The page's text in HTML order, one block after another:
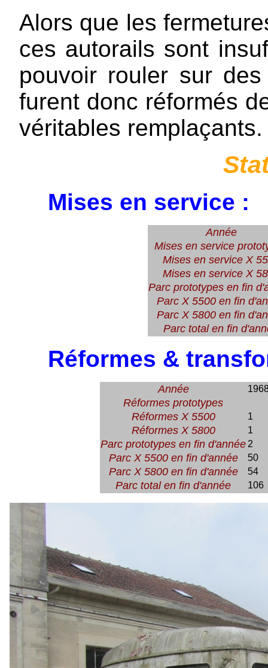
Alors que les
ces autorails sont
pouvoir rouler sur
furent donc réformés
véritables remplaçants.
Mises en service :
Année
Mises en service
Mises en service X
Mises en service X
Parc prototypes en fin
Parc X 5500 en fin
Parc X 5800 en fin
Parc total en fin
Réformes &
Année
Réformes prototypes
Réformes X 5500
1
Réformes X 5800 1
Parc prototypes en fin d'année 2
Parc X 5500 en fin d'année 50
Parc X 5800 en fin d'année 54
Parc total en fin d'année 106